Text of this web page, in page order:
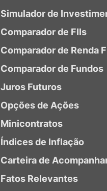
Simulador de
Comparador de FIIs
Comparador de Renda
Comparador de Fundos
Juros Futuros
Opções de Ações
Minicontratos
Índices de Inflação
Carteira de
Fatos Relevantes